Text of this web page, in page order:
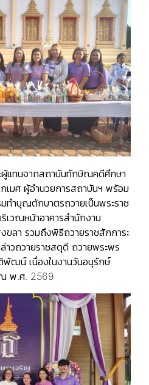
แทนจากสถาบันทักษิณคดีศึกษา
เมศ ผู้อำนวยการสถาบันฯ พร้อม
ทำบุญตักบาตรถวายเป็นพระราช
วณหน้าอาคารสำนักงาน
ขลา รวมถึงพิธีถวายราชสักการะ
วถวายราชสดุดี ถวายพระพร
ฒน์ เนื่องในงานวันอนุรักษ์
ณ พ.ศ. 2569